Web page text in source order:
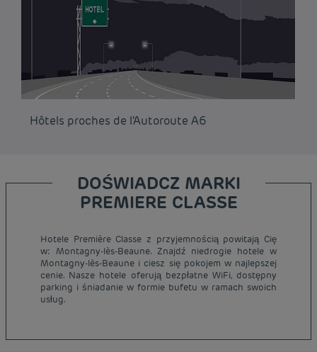
Hôtels proches de l'Autoroute A6
DOŚWIADCZ MARKI
PREMIERE CLASSE
Hotele Première Classe z przyjemnością powitają Cię
w: Montagny-lès-Beaune. Znajdź niedrogie hotele w
Montagny-lès-Beaune i ciesz się pokojem w najlepszej
cenie. Nasze hotele oferują bezpłatne WiFi, dostępny
parking i śniadanie w formie bufetu w ramach swoich
usług.
Tanie hotele Paryż
Tanie hotele Warszawa
Tanie hotele Wrocław
Tanie hotele Polska
Tanie hotele Belgia
Informacje prawne
Regulamin